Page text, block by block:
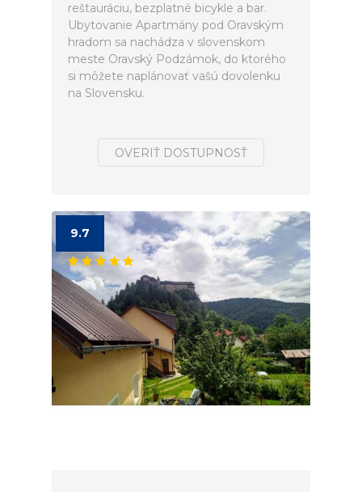
reštauráciu, bezplatné bicykle a bar.
Ubytovanie Apartmány pod Oravským
hradom sa nachádza v slovenskom
meste Oravský Podzámok, do ktorého
si môžete naplánovať vašú dovolenku
na Slovensku.
OVERIŤ DOSTUPNOSŤ
9.7